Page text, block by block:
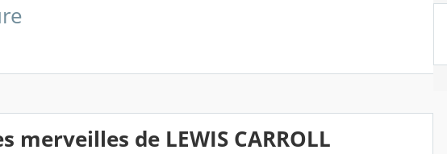
merveilles de LEWIS CARROLL